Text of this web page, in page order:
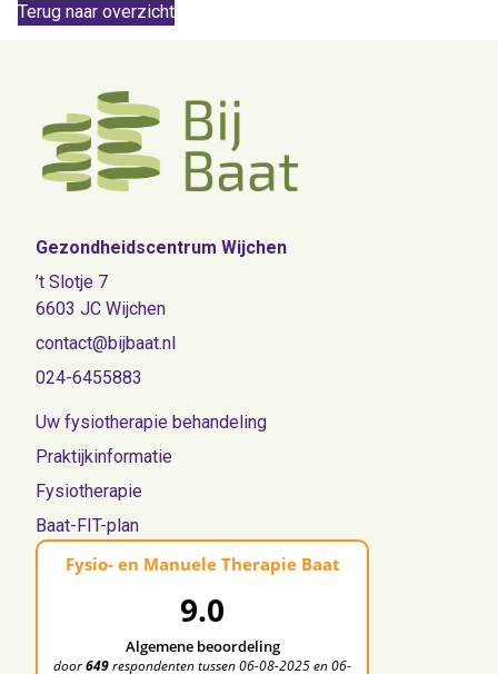
Terug naar overzicht
Gezondheidscentrum Wijchen
’t Slotje 7
6603 JC Wijchen
contact@bijbaat.nl
024-6455883
Uw fysiotherapie behandeling
Praktijkinformatie
Fysiotherapie
Baat-FIT-plan